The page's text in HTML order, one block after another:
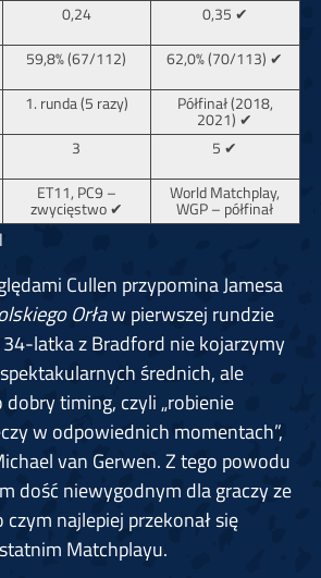
0,24
0,35 ✔
59,8% (67/112)
62,0% (70/113) ✔
1. runda (5 razy) Półfinał (2018,
2021) ✔
3
5 ✔
ET11, PC9 –
zwycięstwo ✔
World Matchplay,
WGP – półfinał
Cullen przypomina Jamesa
Orław pierwszej rundzie
latka z Bradford nie kojarzymy
średnich, ale
dobry timing, czyli „robienie
w odpowiednich momentach”,
van Gerwen. Z tego powodu
dość niewygodnym dla graczy ze
czym najlepiej przekonał się
Matchplayu.